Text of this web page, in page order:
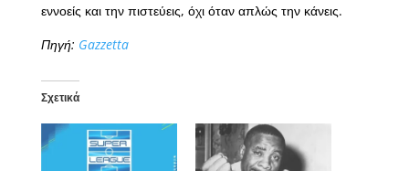
εννοείς και την πιστεύεις, όχι όταν απλώς την κάνεις.
Πηγή: Gazzetta
Σχετικά